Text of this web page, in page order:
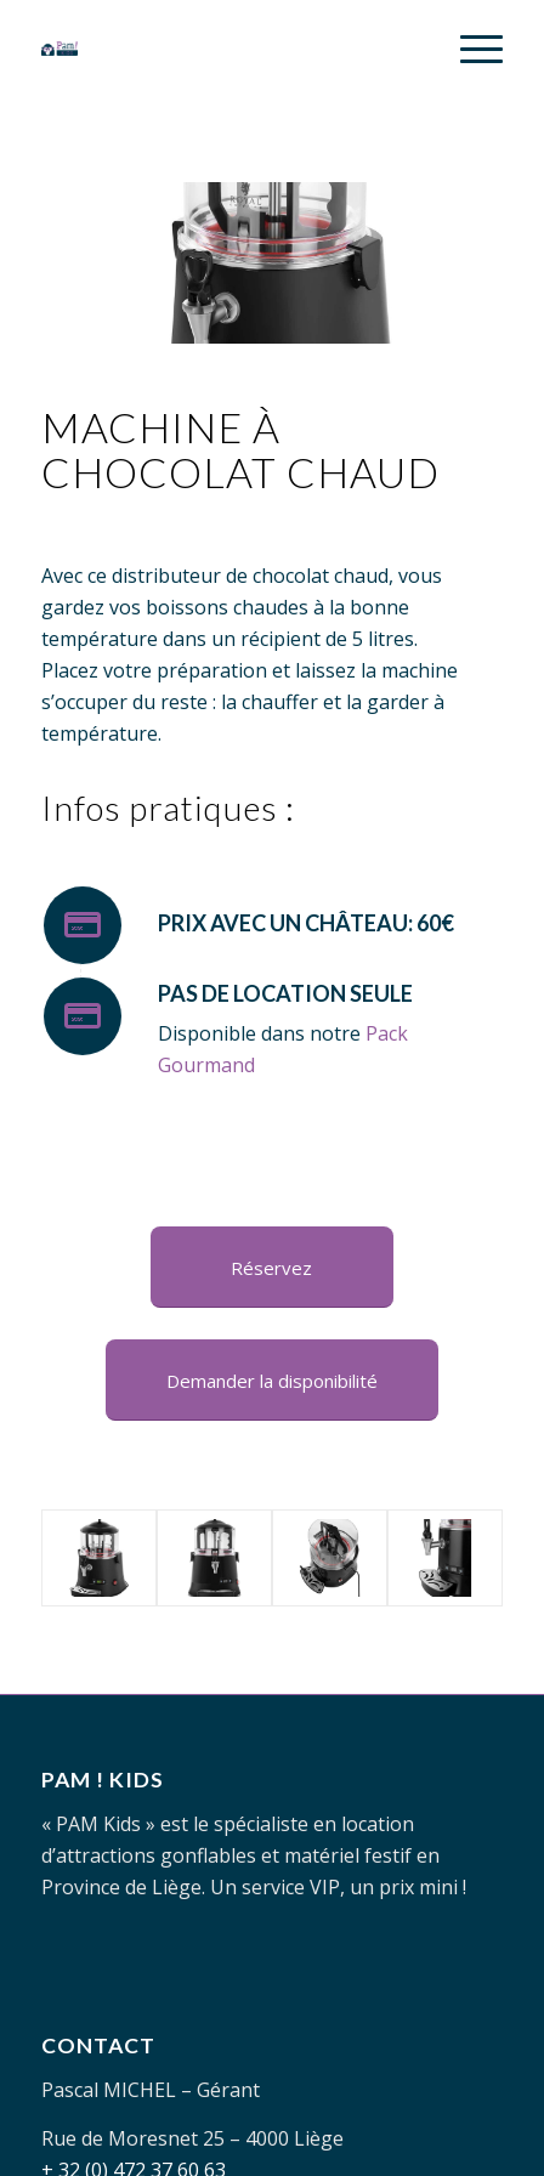
MACHINE À
CHOCOLAT CHAUD
Avec ce distributeur de chocolat chaud, vous
gardez vos boissons chaudes à la bonne
température dans un récipient de 5 litres.
Placez votre préparation et laissez la machine
s’occuper du reste : la chauffer et la garder à
température.
Infos pratiques :
PRIX AVEC UN CHÂTEAU: 60€
PAS DE LOCATION SEULE
Disponible dans notre Pack
Gourmand
Réservez
Demander la disponibilité
PAM ! KIDS
« PAM Kids » est le spécialiste en location
d’attractions gonflables et matériel festif en
Province de Liège. Un service VIP, un prix mini !
CONTACT
Pascal MICHEL – Gérant
Rue de Moresnet 25 – 4000 Liège
+ 32 (0) 472 37 60 63